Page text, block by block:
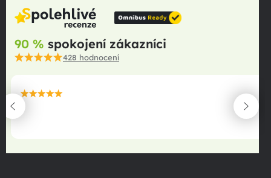
90 % spokojení zákazníci
428 hodnocení
maximální spokojenost
22.06.2025